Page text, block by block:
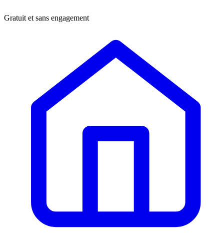
Gratuit et sans engagement